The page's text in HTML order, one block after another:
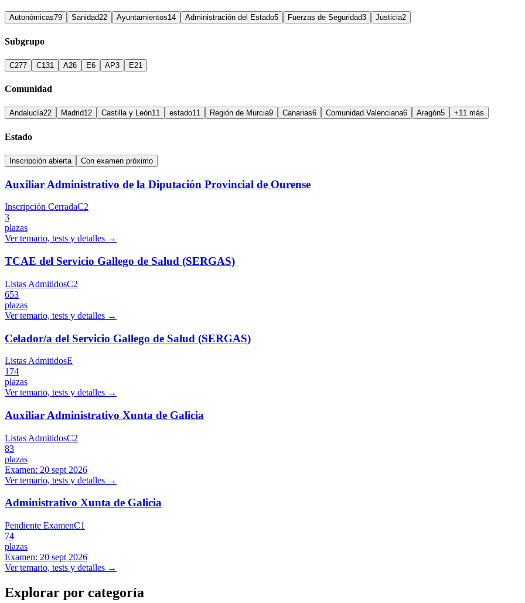
Autonómicas79 Sanidad22 Ayuntamientos14 Administración del Estado5 Fuerzas de Seguridad3 Justicia2
Subgrupo
C277 C1 31 A26 E6 AP3 E21
Comunidad
Andalucía22 Madrid12 Castilla y León11 estado11 Región de Murcia9 Canarias6 Comunidad Valenciana6 Aragón5 +11 más
Estado
Inscripción abierta Con examen próximo
Auxiliar Administrativo de la Diputación Provincial de Ourense
Inscripción CerradaC2
3
plazas
Ver temario, tests y detalles →
TCAE del Servicio Gallego de Salud (SERGAS)
Listas AdmitidosC2
653
plazas
Ver temario, tests y detalles →
Celador/a del Servicio Gallego de Salud (SERGAS)
Listas AdmitidosE
174
plazas
Ver temario, tests y detalles →
Auxiliar Administrativo Xunta de Galicia
Listas AdmitidosC2
83
plazas
Examen: 20 sept 2026
Ver temario, tests y detalles →
Administrativo Xunta de Galicia
Pendiente ExamenC1
74
plazas
Examen: 20 sept 2026
Ver temario, tests y detalles →
Explorar por categoría